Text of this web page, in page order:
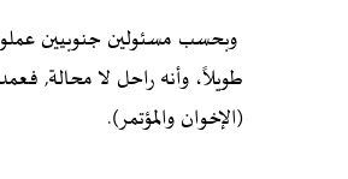
وبحسب مسئولين جنوبيين
طويلاً، وأنه راحل لا محالة,
(الإخوان والمؤتمر).